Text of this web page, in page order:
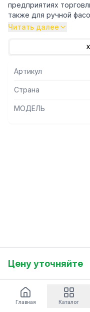
предприятиях
также для ручной
применяться и в
покрытием из
товара; • учет массы
суммирование
и расчет сдачи; •
Читать далее
Артикул
Страна
МОДЕЛЬ
Цену уточняйте
Главная Каталог